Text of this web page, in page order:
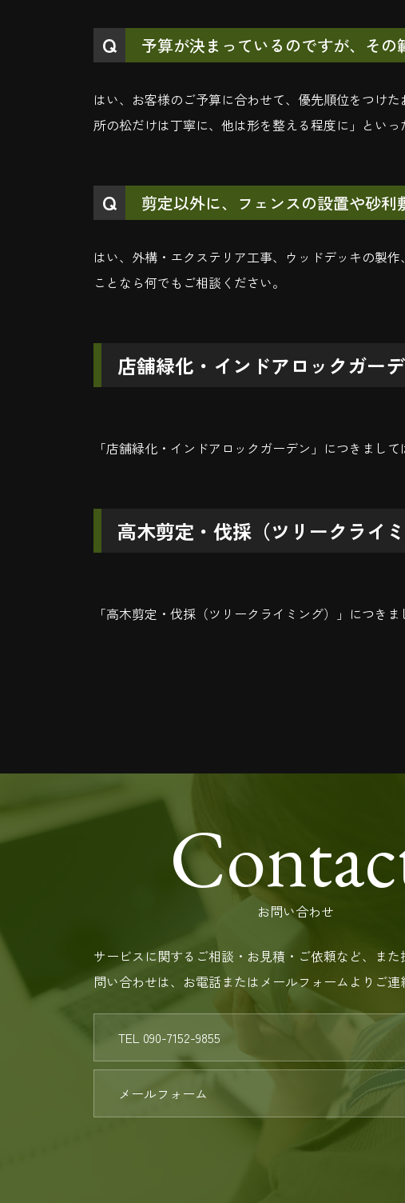
予算が決まっているのですが、そ
はい、お客様のご予算に合わせて、優先順位をつけ
所の松だけは丁寧に、他は形を整える程度に」といっ
剪定以外に、フェンスの設置や砂
はい、外構・エクステリア工事、ウッドデッキの製
ことなら何でもご相談ください。
店舗緑化・インドアロックガー
「店舗緑化・インドアロックガーデン」につきまして
高木剪定・伐採（ツリークライ
「高木剪定・伐採（ツリークライミング）」につきま
お問い合わせ
サービスに関するご相談・お見積・ご依頼など、ま
問い合わせは、お電話またはメールフォームよりご連
TEL 090-7152-9855
メールフォーム